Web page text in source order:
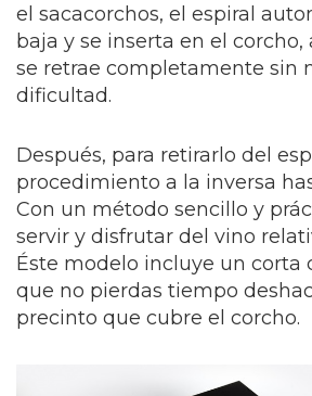
el sacacorchos, el espiral
baja y se inserta en el
se retrae completamente sin
dificultad.
Después, para retirarlo del
procedimiento a la inversa
Con un método sencillo y
servir y disfrutar del vino
Éste modelo incluye un corta
que no pierdas tiempo
precinto que cubre el corcho.